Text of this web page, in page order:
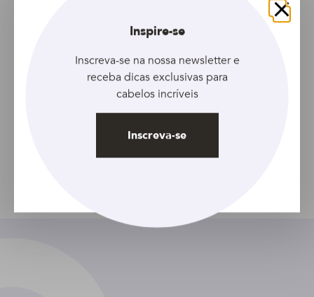
Acondicionador DOVE
Largos Fortalecidos +
Fechar
Inspire-se
Inscreva-se na nossa newsletter e
receba dicas exclusivas para
cabelos incríveis
Inscreva-se